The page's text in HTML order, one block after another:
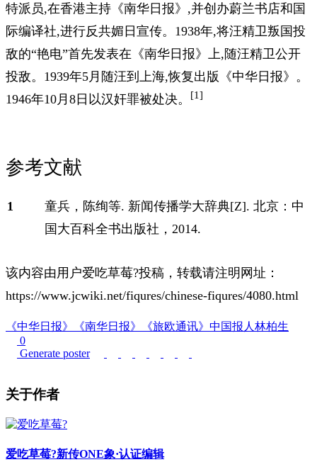
特派员,在香港主持《南华日报》,并创办蔚兰书店和国
际编译社,进行反共媚日宣传。1938年,将汪精卫叛国投
敌的“艳电”首先发表在《南华日报》上,随汪精卫公开
投敌。1939年5月随汪到上海,恢复出版《中华日报》。
1946年10月8日以汉奸罪被处决。
[1]
参考文献
参考文献
1
童兵，陈绚等. 新闻传播学大辞典[Z]. 北京：中
国大百科全书出版社，2014.
该内容由用户爱吃草莓?投稿，转载请注明网址：
https://www.jcwiki.net/fiqures/chinese-fiqures/4080.html
《中华日报》 《南华日报》 《旅欧通讯》 中国报人 林柏生
0
Generate poster
关于作者
爱吃草莓?新传ONE象·认证编辑